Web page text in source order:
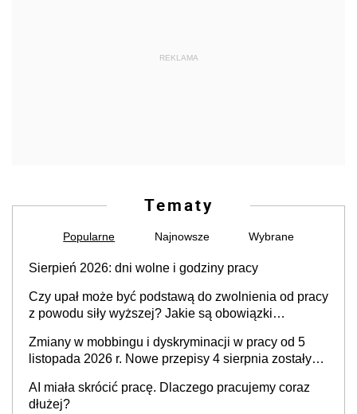
REKLAMA
Tematy
Popularne Najnowsze Wybrane
Sierpień 2026: dni wolne i godziny pracy
Czy upał może być podstawą do zwolnienia od pracy
z powodu siły wyższej? Jakie są obowiązki
Zmiany w mobbingu i dyskryminacji w pracy od 5
listopada 2026 r. Nowe przepisy 4 sierpnia zostały
AI miała skrócić pracę. Dlaczego pracujemy coraz
dłużej?